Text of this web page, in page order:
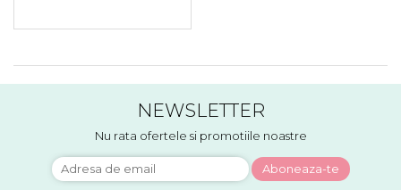
NEWSLETTER
Nu rata ofertele si promotiile noastre